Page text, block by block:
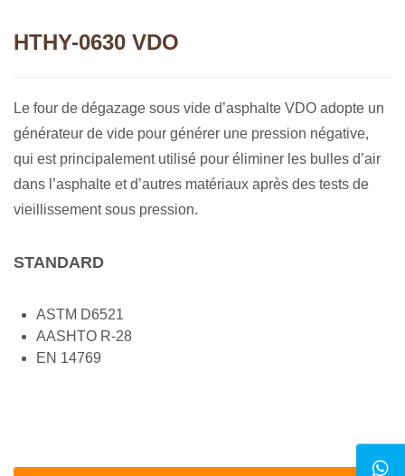
HTHY-0630 VDO
Le four de dégazage sous vide d’asphalte VDO adopte un
générateur de vide pour générer une pression négative,
qui est principalement utilisé pour éliminer les bulles d’air
dans l’asphalte et d’autres matériaux après des tests de
vieillissement sous pression.
STANDARD
ASTM D6521
AASHTO R-28
EN 14769